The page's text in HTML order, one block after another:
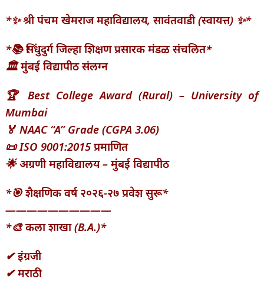
*✨ श्री पंचम खेमराज महाविद्यालय, सावंतवाडी (स्वायत्त) ✨*
*📚 सिंधुदुर्ग जिल्हा शिक्षण प्रसारक मंडळ संचलित*
🏛️ मुंबई विद्यापीठ संलग्न
🏆 Best College Award (Rural) – University of
Mumbai
🏅 NAAC “A” Grade (CGPA 3.06)
📜 ISO 9001:2015 प्रमाणित
🌟 अग्रणी महाविद्यालय – मुंबई विद्यापीठ
*🎯 शैक्षणिक वर्ष २०२६-२७ प्रवेश सुरू*
——————————
*🎨 कला शाखा (B.A.)*
✔ इंग्रजी
✔ मराठी